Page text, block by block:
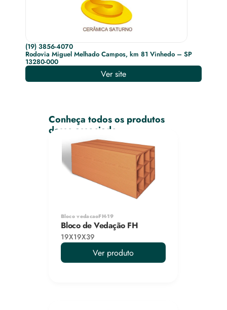
Conheça todos os produtos
desse associado
Bloco vedacaoFH-19
Bloco de Vedação FH
19X19X39
Ver produto
(19) 3856-4070
Rodovia Miguel Melhado Campos, km 81 Vinhedo – SP
13280-000
Ver site